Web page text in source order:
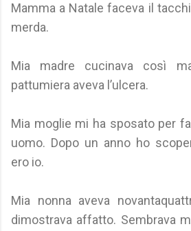
Mamma a Natale faceva il
merda.
Mia madre cucinava così
pattumiera aveva l’ulcera.
Mia moglie mi ha sposato per
uomo. Dopo un anno ho
ero io.
Mia nonna aveva
dimostrava affatto. Sembrava